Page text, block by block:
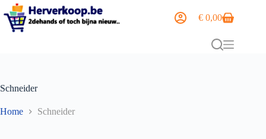
€ 0,00
Schneider
Home Schneider